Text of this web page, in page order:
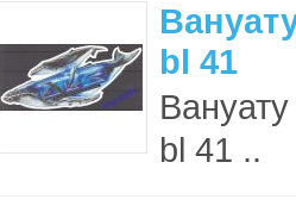
bl 41
bl 41 ..